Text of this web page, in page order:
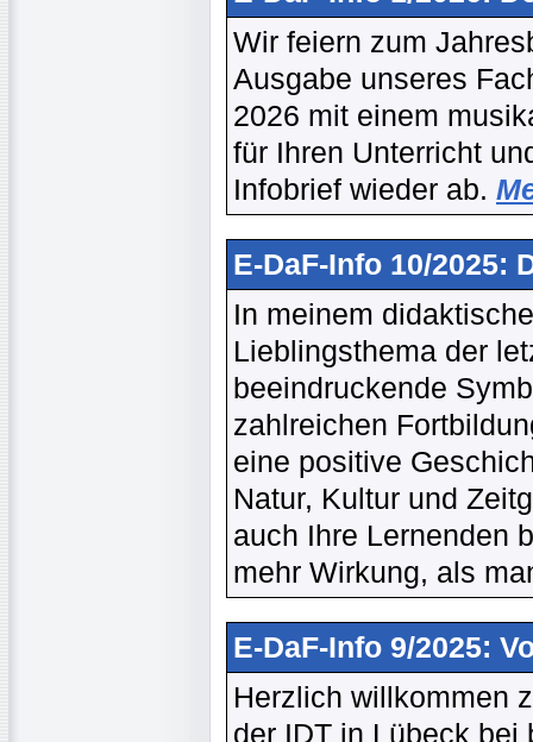
Wir feiern zum
Ausgabe unseres
2026 mit einem
für Ihren Unterricht
Infobrief wieder ab.
E-DaF-Info 10/2025:
In meinem
Lieblingsthema der
beeindruckende
zahlreichen
eine positive
Natur, Kultur und
auch Ihre Lernenden
mehr Wirkung, als
E-DaF-Info 9/2025:
Herzlich willkommen
der IDT in Lübeck bei